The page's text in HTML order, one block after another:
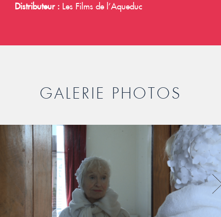
Distributeur : Les Films de l’Aqueduc
GALERIE PHOTOS